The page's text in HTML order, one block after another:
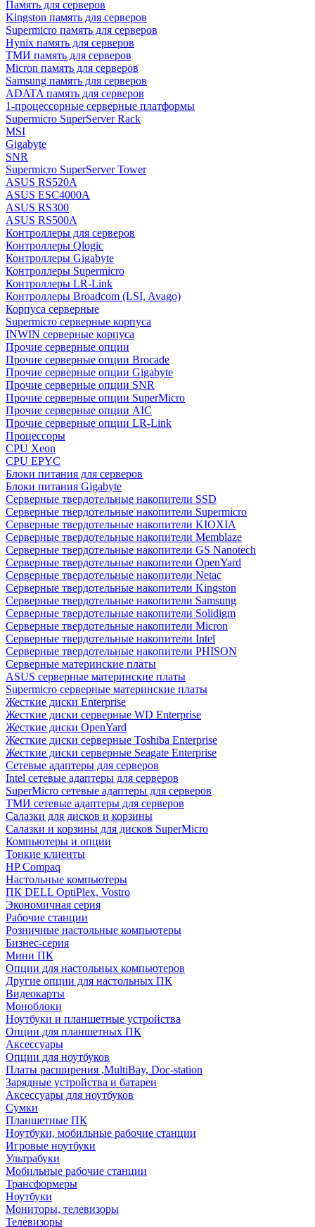
Память для серверов
Kingston память для серверов
Supermicro память для серверов
Hynix память для серверов
ТМИ память для серверов
Micron память для серверов
Samsung память для серверов
ADATA память для серверов
1-процессорные серверные платформы
Supermicro SuperServer Rack
MSI
Gigabyte
SNR
Supermicro SuperServer Tower
ASUS RS520A
ASUS ESC4000A
ASUS RS300
ASUS RS500A
Контроллеры для серверов
Контроллеры Qlogic
Контроллеры Gigabyte
Контроллеры Supermicro
Контроллеры LR-Link
Контроллеры Broadcom (LSI, Avago)
Корпуса серверные
Supermicro серверные корпуса
INWIN серверные корпуса
Прочие серверные опции
Прочие серверные опции Brocade
Прочие серверные опции Gigabyte
Прочие серверные опции SNR
Прочие серверные опции SuperMicro
Прочие серверные опции AIC
Прочие серверные опции LR-Link
Процессоры
CPU Xeon
CPU EPYC
Блоки питания для серверов
Блоки питания Gigabyte
Серверные твердотельные накопители SSD
Cерверные твердотельные накопители Supermicro
Cерверные твердотельные накопители KIOXIA
Cерверные твердотельные накопители Memblaze
Cерверные твердотельные накопители GS Nanotech
Серверные твердотельные накопители OpenYard
Серверные твердотельные накопители Netac
Cерверные твердотельные накопители Kingston
Cерверные твердотельные накопители Samsung
Cерверные твердотельные накопители Solidigm
Cерверные твердотельные накопители Micron
Cерверные твердотельные накопители Intel
Cерверные твердотельные накопители PHISON
Серверные материнские платы
ASUS серверные материнские платы
Supermicro серверные материнские платы
Жесткие диски Enterprise
Жесткие диски серверные WD Enterprise
Жесткие диски OpenYard
Жесткие диски серверные Toshiba Enterprise
Жесткие диски серверные Seagate Enterprise
Сетевые адаптеры для серверов
Intel сетевые адаптеры для серверов
SuperMicro сетевые адаптеры для серверов
ТМИ сетевые адаптеры для серверов
Салазки для дисков и корзины
Салазки и корзины для дисков SuperMicro
Компьютеры и опции
Тонкие клиенты
HP Compaq
Настольные компьютеры
ПК DELL OptiPlex, Vostro
Экономичная серия
Рабочие станции
Розничные настольные компьютеры
Бизнес-серия
Мини ПК
Опции для настольных компьютеров
Другие опции для настольных ПК
Видеокарты
Моноблоки
Ноутбуки и планшетные устройства
Опции для планшетных ПК
Аксессуары
Опции для ноутбуков
Платы расширения ,MultiBay, Doc-station
Зарядные устройства и батареи
Аксессуары для ноутбуков
Сумки
Планшетные ПК
Ноутбуки, мобильные рабочие станции
Игровые ноутбуки
Ультрабуки
Мобильные рабочие станции
Трансформеры
Ноутбуки
Мониторы, телевизоры
Телевизоры